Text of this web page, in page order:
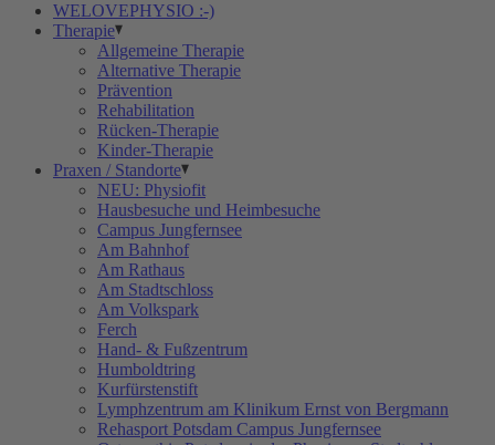
WELOVEPHYSIO :-)
Therapie
Allgemeine Therapie
Alternative Therapie
Prävention
Rehabilitation
Rücken-Therapie
Kinder-Therapie
Praxen / Standorte
NEU: Physiofit
Hausbesuche und Heimbesuche
Campus Jungfernsee
Am Bahnhof
Am Rathaus
Am Stadtschloss
Am Volkspark
Ferch
Hand- & Fußzentrum
Humboldtring
Kurfürstenstift
Lymphzentrum am Klinikum Ernst von Bergmann
Rehasport Potsdam Campus Jungfernsee